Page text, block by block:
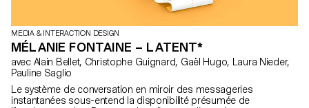
MEDIA & INTERACTION DESIGN
MÉLANIE FONTAINE – LATENT*
avec Alain Bellet, Christophe Guignard, Gaël Hugo, Laura Nieder,
Pauline Saglio
Le système de conversation en miroir des messageries
instantanées sous-entend la disponibilité présumée de